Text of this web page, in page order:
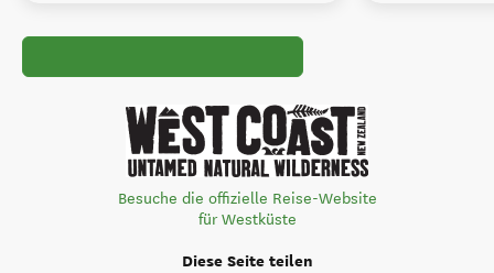
Besuche die offizielle Reise-Website
für Westküste
Diese Seite teilen